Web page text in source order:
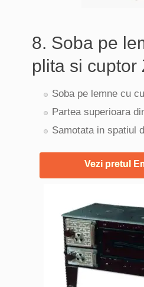
8. Soba pe
plita si cuptor
Soba pe lemne cu
Partea superioara
Samotata in spatiul
Vezi pretul